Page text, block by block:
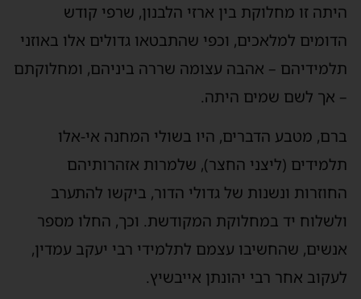
היתה זו מחלוקת בין ארזי הלבנון, שרפי קודש
הדומים למלאכים, וכפי שהתבטאו גדולים אלו באוזני
תלמידיהם – אהבה עצומה שררה ביניהם, ומחלוקתם
– אך לשם שמים היתה.
ברם, מטבע הדברים, היו בשולי המחנה אי-אלו
תלמידים (ליצני החצר), שלמרות אזהרותיהם
החוזרות ונשנות של גדולי הדור, ביקשו להתערב
ולשלוח יד במחלוקת המקודשת. וכך, החלו מספר
אנשים, שהחשיבו עצמם לתלמידי רבי יעקב עמדין,
לעקוב אחר רבי יהונתן אייבשיץ.